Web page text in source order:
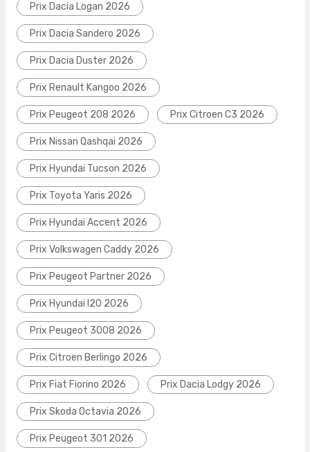
Prix Dacia Logan 2026
Prix Dacia Sandero 2026
Prix Dacia Duster 2026
Prix Renault Kangoo 2026
Prix Peugeot 208 2026 Prix Citroen C3 2026
Prix Nissan Qashqai 2026
Prix Hyundai Tucson 2026
Prix Toyota Yaris 2026
Prix Hyundai Accent 2026
Prix Volkswagen Caddy 2026
Prix Peugeot Partner 2026
Prix Hyundai I20 2026
Prix Peugeot 3008 2026
Prix Citroen Berlingo 2026
Prix Fiat Fiorino 2026 Prix Dacia Lodgy 2026
Prix Skoda Octavia 2026
Prix Peugeot 301 2026